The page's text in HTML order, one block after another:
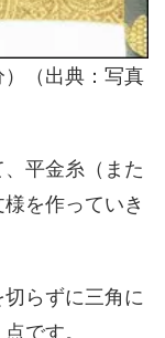
（出典：写真
平金糸（また
を作っていき
らずに三角に
です。